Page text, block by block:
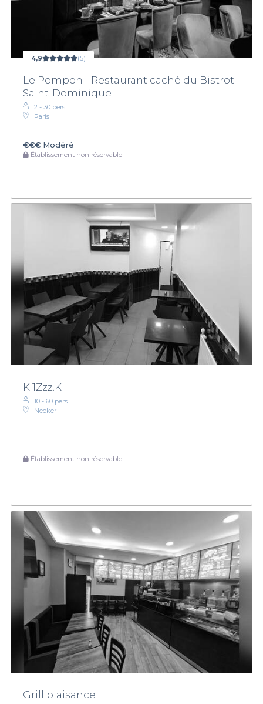
4,9 (5)
Le Pompon - Restaurant caché du Bistrot
Saint-Dominique
2 - 30 pers.
Paris
€€€ Modéré
Établissement non réservable
K'1Zzz.K
10 - 60 pers.
Necker
Établissement non réservable
Grill plaisance